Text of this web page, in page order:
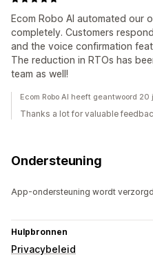
Ecom Robo AI automated our
completely. Customers
and the voice confirmation
The reduction in RTOs has
team as well!
Ecom Robo AI heeft geantwoord
Thanks a lot for valuable
Ondersteuning
App-ondersteuning wordt
Hulpbronnen
Privacybeleid